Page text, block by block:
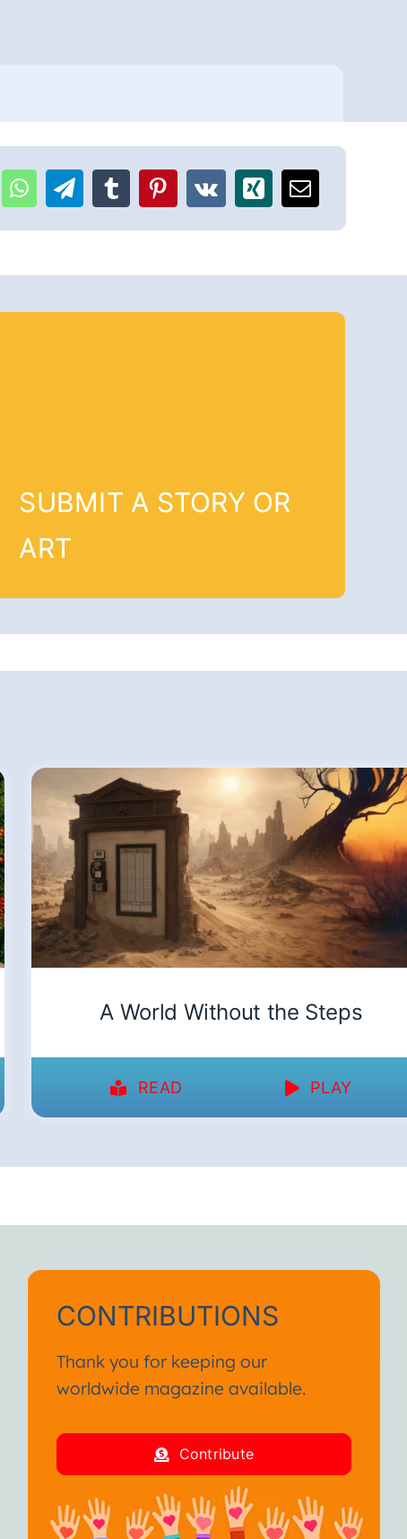
SUBMIT A STORY OR
ART
A World Without the Steps
READ PLAY
CONTRIBUTIONS
Thank you for keeping our
worldwide magazine available.
Contribute